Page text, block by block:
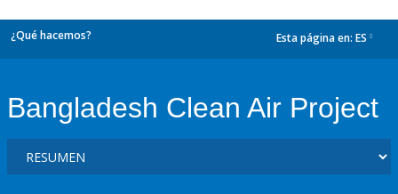
¿Qué hacemos? Esta página en: ES
Bangladesh Clean Air Project